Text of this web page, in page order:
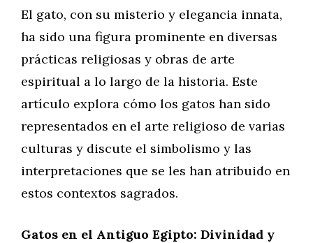
El gato, con su misterio y elegancia innata,
ha sido una figura prominente en diversas
prácticas religiosas y obras de arte
espiritual a lo largo de la historia. Este
artículo explora cómo los gatos han sido
representados en el arte religioso de varias
culturas y discute el simbolismo y las
interpretaciones que se les han atribuido en
estos contextos sagrados.
Gatos en el Antiguo Egipto: Divinidad y